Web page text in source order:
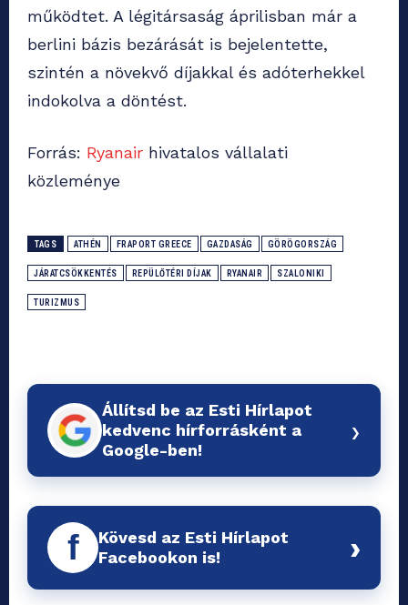
működtet. A légitársaság áprilisban már a
berlini bázis bezárását is bejelentette,
szintén a növekvő díjakkal és adóterhekkel
indokolva a döntést.
Forrás: Ryanair hivatalos vállalati
közleménye
TAGS ATHÉN FRAPORT GREECE GAZDASÁG GÖRÖGORSZÁG
JÁRATCSÖKKENTÉS REPÜLŐTÉRI DÍJAK RYANAIR SZALONIKI
TURIZMUS
Állítsd be az Esti Hírlapot
kedvenc hírforrásként a
Google-ben!
›
f
Kövesd az Esti Hírlapot
Facebookon is!
›